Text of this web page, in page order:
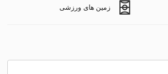
زمین های ورزشی